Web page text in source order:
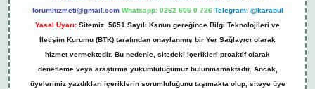
forumhizmeti@gmail.com Whatsapp: 0262 606 0 726 Telegram: @karabul
Yasal Uyarı: Sitemiz, 5651 Sayılı Kanun gereğince Bilgi Teknolojileri ve
İletişim Kurumu (BTK) tarafından onaylanmış bir Yer Sağlayıcı olarak
hizmet vermektedir. Bu nedenle, sitedeki içerikleri proaktif olarak
denetleme veya araştırma yükümlülüğümüz bulunmamaktadır. Ancak,
üyelerimiz yazdıkları içeriklerin sorumluluğunu taşımakta olup, siteye üye